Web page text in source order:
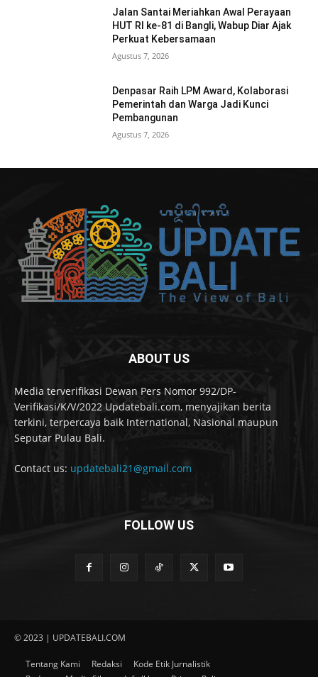
Jalan Santai Meriahkan Awal Perayaan
HUT RI ke-81 di Bangli, Wabup Diar Ajak
Perkuat Kebersamaan
Agustus 7, 2026
Denpasar Raih LPM Award, Kolaborasi
Pemerintah dan Warga Jadi Kunci
Pembangunan
Agustus 7, 2026
ABOUT US
Media terverifikasi Dewan Pers Nomor 992/DP-
Verifikasi/K/V/2022 Updatebali.com, menyajikan berita
terkini, terpercaya baik International, Nasional maupun
Seputar Pulau Bali.
Contact us: updatebali21@gmail.com
FOLLOW US
© 2023 | UPDATEBALI.COM
Tentang Kami Redaksi
Kode Etik Jurnalistik